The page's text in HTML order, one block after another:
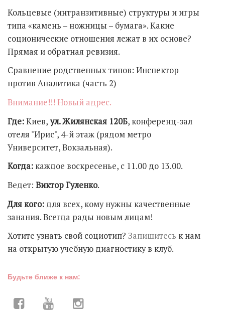
Кольцевые (интранзитивные) структуры и игры
типа «камень – ножницы – бумага». Какие
соционические отношения лежат в их основе?
Прямая и обратная ревизия.
Сравнение родственных типов: Инспектор
против Аналитика (часть 2)
Внимание!!! Новый адрес.
Где:Киев,ул. Жилянская 120Б, конференц-зал
отеля "Ирис", 4-й этаж (рядом метро
Университет, Вокзальная).
Когда: каждое воскресенье, с 11.00 до 13.00.
Ведет: Виктор Гуленко.
Для кого: для всех, кому нужны качественные
занания. Всегда рады новым лицам!
Хотите узнать свой социотип? Запишитесь к нам
на открытую учебную диагностику в клуб.
Будьте ближе к нам: